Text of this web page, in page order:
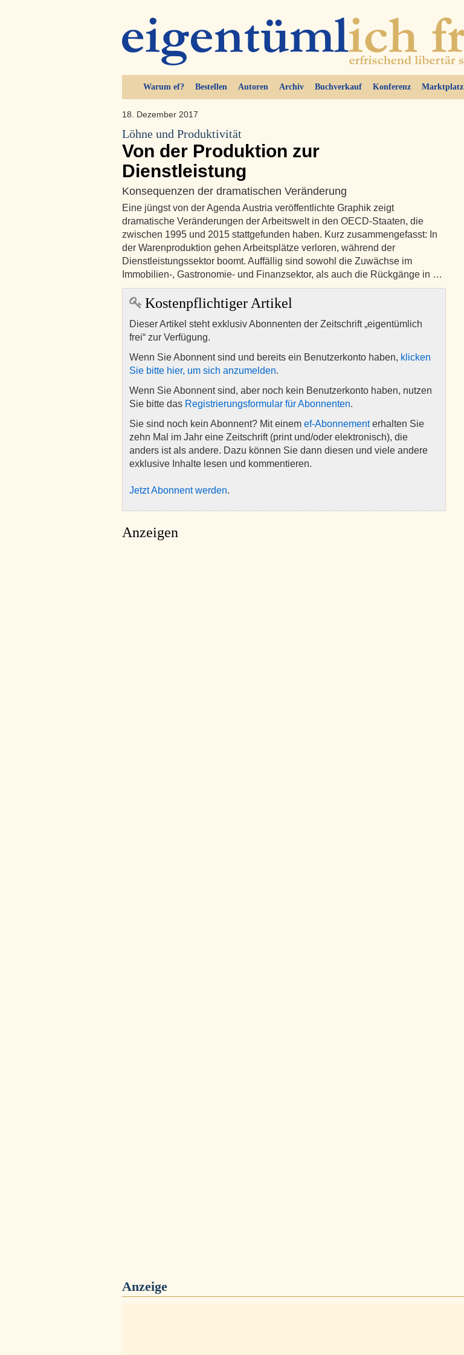
Warum ef? Bestellen Autoren Archiv Buchverkauf Konferenz Marktplatz
18. Dezember 2017
Löhne und Produktivität
Von der Produktion zur
Dienstleistung
Konsequenzen der dramatischen Veränderung
Eine jüngst von der Agenda Austria veröffentlichte Graphik zeigt
dramatische Veränderungen der Arbeitswelt in den OECD-Staaten, die
zwischen 1995 und 2015 stattgefunden haben. Kurz zusammengefasst: In
der Warenproduktion gehen Arbeitsplätze verloren, während der
Dienstleistungssektor boomt. Auffällig sind sowohl die Zuwächse im
Immobilien‑, Gastronomie‑ und Finanzsektor, als auch die Rückgänge in …
Kostenpflichtiger Artikel
Dieser Artikel steht exklusiv Abonnenten der Zeitschrift „eigentümlich
frei“ zur Verfügung.
Wenn Sie Abonnent sind und bereits ein Benutzerkonto haben, klicken
Sie bitte hier, um sich anzumelden.
Wenn Sie Abonnent sind, aber noch kein Benutzerkonto haben, nutzen
Sie bitte das Registrierungsformular für Abonnenten.
Sie sind noch kein Abonnent? Mit einem ef-Abonnementerhalten Sie
zehn Mal im Jahr eine Zeitschrift (print und/oder elektronisch), die
anders ist als andere. Dazu können Sie dann diesen und viele andere
exklusive Inhalte lesen und kommentieren.
Jetzt Abonnent werden.
Anzeigen
Anzeige